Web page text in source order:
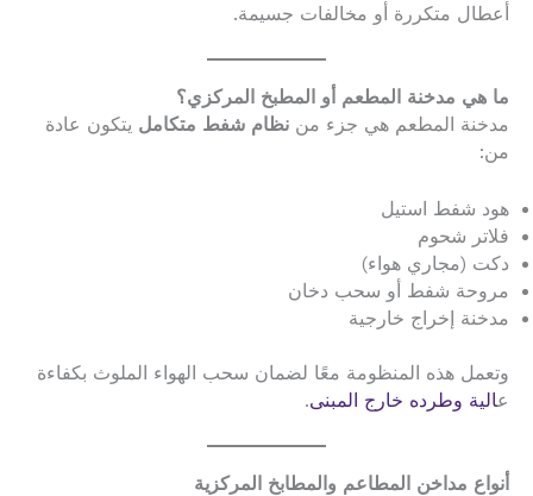
أعطال متكررة أو مخالفات جسيمة.
ما هي مدخنة المطعم أو المطبخ المركزي؟
مدخنة المطعم هي جزء من نظام شفط متكامل يتكون عادة
من:
هود شفط استيل
فلاتر شحوم
دكت (مجاري هواء)
مروحة شفط أو سحب دخان
مدخنة إخراج خارجية
وتعمل هذه المنظومة معًا لضمان سحب الهواء الملوث بكفاءة
عالية وطرده خارج المبنى.
أنواع مداخن المطاعم والمطابخ المركزية